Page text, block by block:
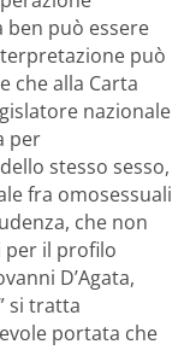
ben può essere
può
che alla Carta
nazionale
per
stesso sesso,
fra omosessuali
che non
per il profilo
D’Agata,
si tratta
portata che